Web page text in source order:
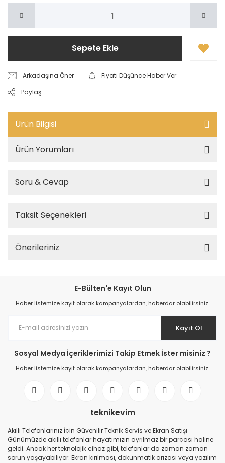
Sepete Ekle
Arkadaşına Öner
Fiyatı Düşünce Haber Ver
Paylaş
Ürün Bilgisi
Ürün Yorumları
Soru & Cevap
Taksit Seçenekleri
Önerileriniz
E-Bülten'e Kayıt Olun
Haber listemize kayıt olarak kampanyalardan, haberdar olabilirsiniz.
Kayıt Ol
Sosyal Medya İçeriklerimizi Takip Etmek İster misiniz ?
Haber listemize kayıt olarak kampanyalardan, haberdar olabilirsiniz.
teknikevim
Akıllı Telefonlarınız İçin Güvenilir Teknik Servis ve Ekran Satışı
Günümüzde akıllı telefonlar hayatımızın ayrılmaz bir parçası haline
geldi. Ancak her teknolojik cihaz gibi, telefonlar da zaman zaman
sorun yaşayabiliyor. Ekran kırılması, dokunmatik arızası veya yazılım